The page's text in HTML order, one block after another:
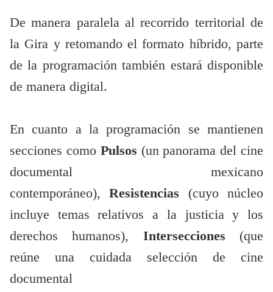
De manera paralela al recorrido territorial de
la Gira y retomando el formato híbrido, parte
de la programación también estará disponible
de manera digital.
En cuanto a la programación se mantienen
secciones como Pulsos (un panorama del cine
documental mexicano
contemporáneo),Resistencias (cuyo núcleo
incluye temas relativos a la justicia y los
derechos humanos), Intersecciones (que
reúne una cuidada selección de cine
documental